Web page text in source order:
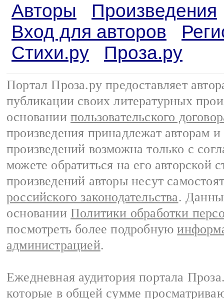
Авторы
Произведения
Вход для авторов
Стихи.ру
Проза.ру
Портал Проза.ру предоставляет
публикации своих литературных
основании пользовательского
произведения принадлежат авторам
произведений возможна только с
можете обратиться на его авторской
произведений авторы несут
российского законодательства.
основании Политики обработки
посмотреть более подробную
администрацией.
Ежедневная аудитория портала
которые в общей сумме